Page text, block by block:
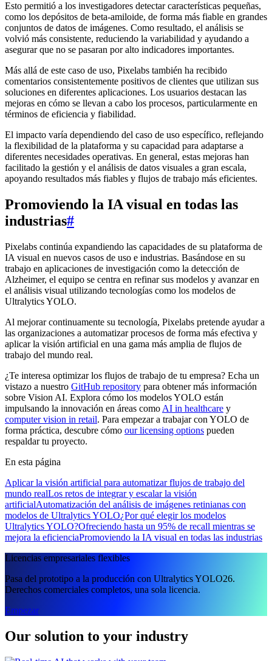
Esto permitió a los investigadores detectar características pequeñas,
como los depósitos de beta-amiloide, de forma más fiable en grandes
conjuntos de datos de imágenes. Como resultado, el análisis se
volvió más consistente, reduciendo la variabilidad y ayudando a
asegurar que no se pasaran por alto indicadores importantes.
Más allá de este caso de uso, Pixelabs también ha recibido
comentarios consistentemente positivos de clientes que utilizan sus
soluciones en diferentes aplicaciones. Los usuarios destacan las
mejoras en cómo se llevan a cabo los procesos, particularmente en
términos de eficiencia y fiabilidad.
El impacto varía dependiendo del caso de uso específico, reflejando
la flexibilidad de la plataforma y su capacidad para adaptarse a
diferentes necesidades operativas. En general, estas mejoras han
facilitado la gestión y el análisis de datos visuales a gran escala,
apoyando resultados más fiables y flujos de trabajo más eficientes.
Promoviendo la IA visual en todas las
industrias#
Pixelabs continúa expandiendo las capacidades de su plataforma de
IA visual en nuevos casos de uso e industrias. Basándose en su
trabajo en aplicaciones de investigación como la detección de
Alzheimer, el equipo se centra en refinar sus modelos y avanzar en
el análisis visual utilizando tecnologías como los modelos de
Ultralytics YOLO.
Al mejorar continuamente su tecnología, Pixelabs pretende ayudar a
las organizaciones a automatizar procesos de forma más efectiva y
aplicar la visión artificial en una gama más amplia de flujos de
trabajo del mundo real.
¿Te interesa optimizar los flujos de trabajo de tu empresa? Echa un
vistazo a nuestro GitHub repository para obtener más información
sobre Vision AI. Explora cómo los modelos YOLO están
impulsando la innovación en áreas como AI in healthcare y
computer vision in retail. Para empezar a trabajar con YOLO de
forma práctica, descubre cómo our licensing options pueden
respaldar tu proyecto.
En esta página
Aplicar la visión artificial para automatizar flujos de trabajo del
mundo realLos retos de integrar y escalar la visión
artificialAutomatización del análisis de imágenes retinianas con
modelos de Ultralytics YOLO¿Por qué elegir los modelos
Ultralytics YOLO?Ofreciendo hasta un 95% de recall mientras se
mejora la eficienciaPromoviendo la IA visual en todas las industrias
Licencias empresariales flexibles
Pasa del prototipo a la producción con Ultralytics YOLO26.
Derechos comerciales completos, una sola licencia.
Empezar
Our solution to your industry